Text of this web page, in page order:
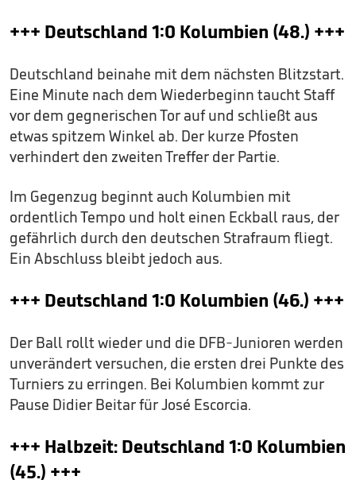
+++ Deutschland 1:0 Kolumbien (48.) +++
Deutschland beinahe mit dem nächsten Blitzstart.
Eine Minute nach dem Wiederbeginn taucht Staff
vor dem gegnerischen Tor auf und schließt aus
etwas spitzem Winkel ab. Der kurze Pfosten
verhindert den zweiten Treffer der Partie.
Im Gegenzug beginnt auch Kolumbien mit
ordentlich Tempo und holt einen Eckball raus, der
gefährlich durch den deutschen Strafraum fliegt.
Ein Abschluss bleibt jedoch aus.
+++ Deutschland 1:0 Kolumbien (46.) +++
Der Ball rollt wieder und die DFB-Junioren werden
unverändert versuchen, die ersten drei Punkte des
Turniers zu erringen. Bei Kolumbien kommt zur
Pause Didier Beitar für José Escorcia.
+++ Halbzeit: Deutschland 1:0 Kolumbien
(45.) +++